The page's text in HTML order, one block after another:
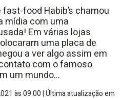
Studio
Pro
Tecnofit
Gratuitos
& Webinars
Conta
GRÁTIS
food Habib’s chamou
mídia com uma
Em várias lojas
uma placa de
a ver algo assim em
com o famoso
um mundo…
às09:00 |Última atualização em